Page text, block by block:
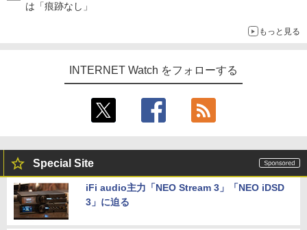
は「痕跡なし」
もっと見る
INTERNET Watch をフォローする
Special Site
iFi audio主力「NEO Stream 3」「NEO iDSD
3」に迫る